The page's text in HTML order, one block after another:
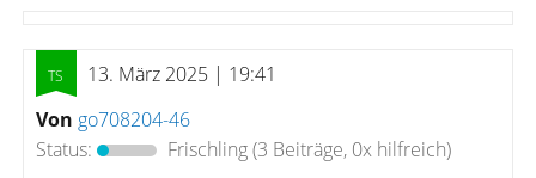
13. März 2025 | 19:41
Von go708204-46
Status:
Frischling(3 Beiträge, 0x hilfreich)